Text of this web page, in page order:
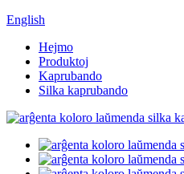
English
Hejmo
Produktoj
Kaprubando
Silka kaprubando